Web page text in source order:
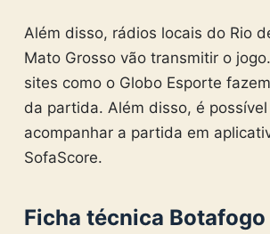
Além disso, rádios locais do Rio
Mato Grosso vão transmitir o
sites como o Globo Esporte
da partida. Além disso, é
acompanhar a partida em
SofaScore.
Ficha técnica Botafogo